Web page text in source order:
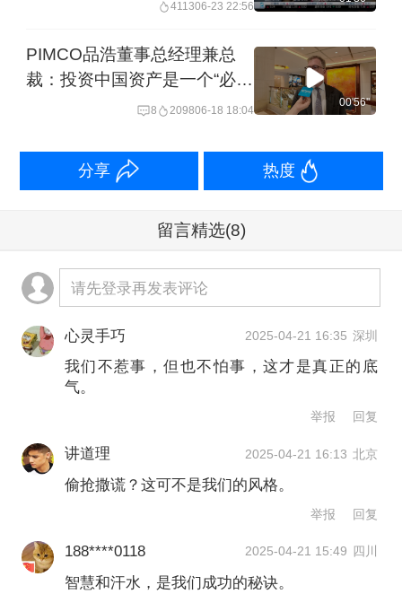
411306-23 22:56
PIMCO品浩董事总经理兼总
裁：投资中国资产是一个“必选
项” 可以作为投资组合中的风
8 209806-18 18:04
00'56''
分享 热度
留言精选(8)
请先登录再发表评论
心灵手巧 2025-04-21 16:35 深圳
我们不惹事，但也不怕事，这才是真正的底
气。
举报 回复
讲道理 2025-04-21 16:13 北京
偷抢撒谎？这可不是我们的风格。
举报 回复
188****0118 2025-04-21 15:49 四川
智慧和汗水，是我们成功的秘诀。